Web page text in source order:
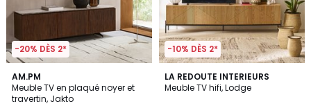
-20% DÈS 2*
AM.PM
Meuble TV en plaqué noyer et
travertin, Jakto
-10% DÈS 2*
LA REDOUTE INTERIEURS
Meuble TV hifi, Lodge
4,6
/ 5